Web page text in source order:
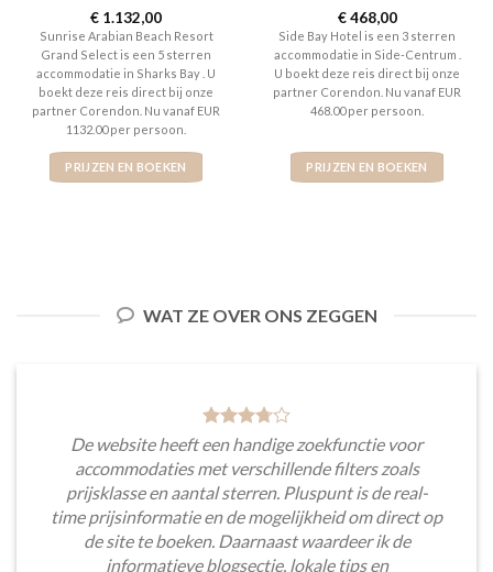
Gewaardeerd
5uit 5
€ 1.132,00
Sunrise Arabian Beach Resort
Grand Select is een 5 sterren
accommodatie in Sharks Bay . U
boekt deze reis direct bij onze
partner Corendon. Nu vanaf EUR
1132.00 per persoon.
PRIJZEN EN BOEKEN
Gewaardeerd
3uit 5
€468,00
Side Bay Hotel is een 3 sterren
accommodatie in Side-Centrum .
U boekt deze reis direct bij onze
partner Corendon. Nu vanaf EUR
468.00 per persoon.
PRIJZEN EN BOEKEN
WAT ZE OVER ONS ZEGGEN
De website heeft een handige zoekfunctie voor
accommodaties met verschillende filters zoals
prijsklasse en aantal sterren. Pluspunt is de real-
time prijsinformatie en de mogelijkheid om direct op
de site te boeken. Daarnaast waardeer ik de
informatieve blogsectie, lokale tips en